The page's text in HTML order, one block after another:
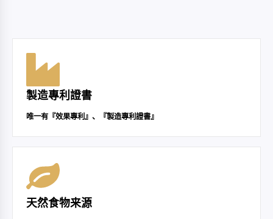
製造專利證書
唯一有『效果專利』、『製造專利證書』
天然食物来源